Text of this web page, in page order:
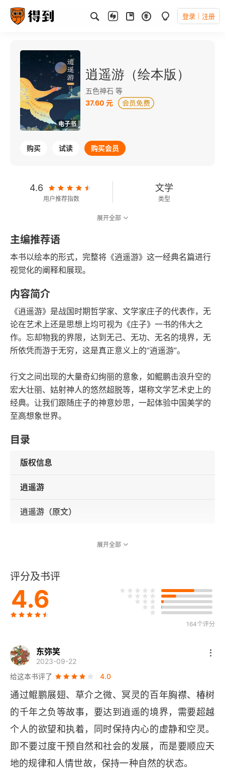
登录 注册
电子书
逍遥游（绘本版）
五色神石 等
37.60 元
购买 试读 购买会员
4.6
用户推荐指数
文学
类型
4千字
字数
2020-06-01
发行日期
展开全部
主编推荐语
本书以绘本的形式，完整将《逍遥游》这一经典名篇进行
视觉化的阐释和展现。
内容简介
《逍遥游》是战国时期哲学家、文学家庄子的代表作，无
论在艺术上还是思想上均可视为《庄子》一书的伟大之
作。忘却物我的界限，达到无己、无功、无名的境界，无
所依凭而游于无穷，这是真正意义上的“逍遥游”。
行文之间出现的大量奇幻绚丽的意象，如鲲鹏击浪升空的
宏大壮丽、姑射神人的悠然超脱等，堪称文学艺术史上的
经典。让我们跟随庄子的神意妙思，一起体验中国美学的
至高想象世界。
目录
版权信息
逍遥游
逍遥游（原文）
展开全部
评分及书评
4.6
164个评分
东弥笑
2023-09-22
给这本书评了
4.0
通过鲲鹏展翅、草介之微、冥灵的百年胸襟、椿树
的千年之负等故事，要达到逍遥的境界，需要超越
个人的欲望和执着，同时保持内心的虚静和空灵。
即不要过度干预自然和社会的发展，而是要顺应天
地的规律和人情世故，保持一种自然的状态。